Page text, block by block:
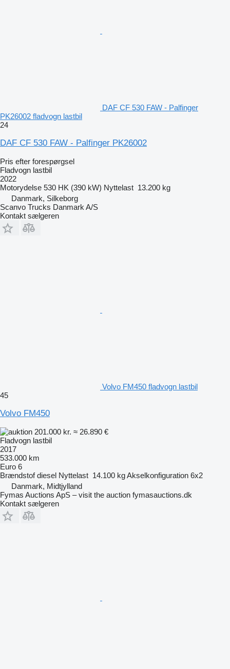
DAF CF 530 FAW - Palfinger
PK26002 fladvogn lastbil
24
DAF CF 530 FAW - Palfinger PK26002
Pris efter forespørgsel
Fladvogn lastbil
2022
Motorydelse 530 HK (390 kW) Nyttelast 13.200 kg
Danmark, Silkeborg
Scanvo Trucks Danmark A/S
Kontakt sælgeren
Volvo FM450 fladvogn lastbil
45
Volvo FM450
201.000 kr. ≈ 26.890 €
Fladvogn lastbil
2017
533.000 km
Euro 6
Brændstof diesel Nyttelast 14.100 kgAkselkonfiguration 6x2
Danmark, Midtjylland
Fymas Auctions ApS – visit the auction fymasauctions.dk
Kontakt sælgeren